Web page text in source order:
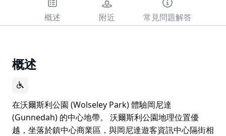
概述 附近 常見問題解答
概述
在沃爾斯利公園 (Wolseley Park) 體驗岡尼達
(Gunnedah) 的中心地帶。 沃爾斯利公園地理位置優
越，坐落於鎮中心商業區，與岡尼達遊客資訊中心隔街相